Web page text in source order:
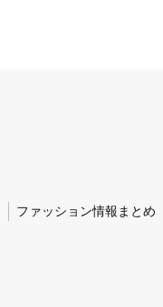
ファッション情報まとめ